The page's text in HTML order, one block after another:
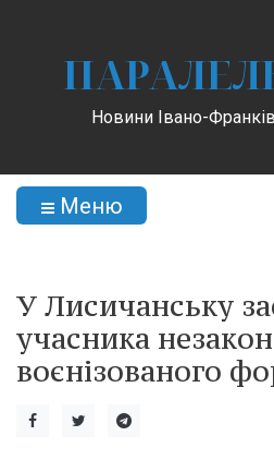
Новини Івано-
Меню
У Лисичанську
учасника
воєнізованого